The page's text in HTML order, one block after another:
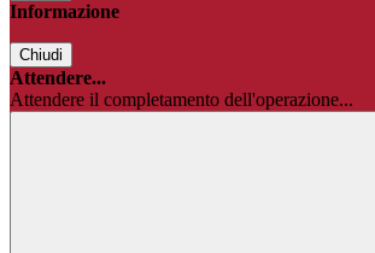
Informazione
Chiudi
Attendere...
Attendere il completamento dell'operazione...